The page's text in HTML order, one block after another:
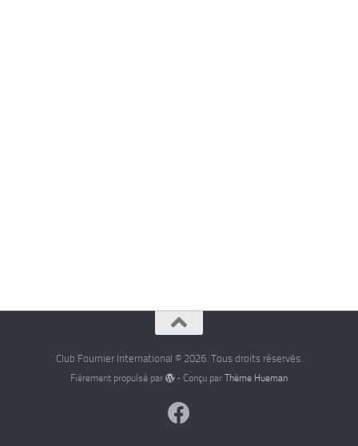
Club Fournier International © 2026. Tous droits réservés.
Fièrement propulsé par - Conçu parThème Hueman